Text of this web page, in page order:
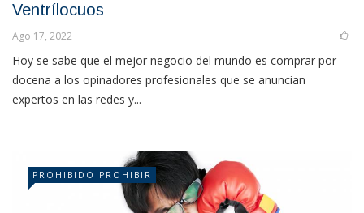
Ventrílocuos
Ago 17, 2022
Hoy se sabe que el mejor negocio del mundo es comprar por
docena a los opinadores profesionales que se anuncian
expertos en las redes y...
PROHIBIDO PROHIBIR